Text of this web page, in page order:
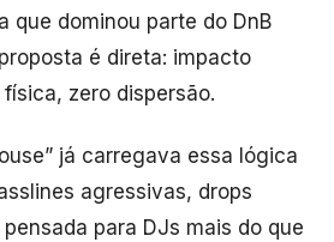
que dominou parte do DnB
é direta: impacto
zero dispersão.
já carregava essa lógica
agressivas, drops
para DJs mais do que